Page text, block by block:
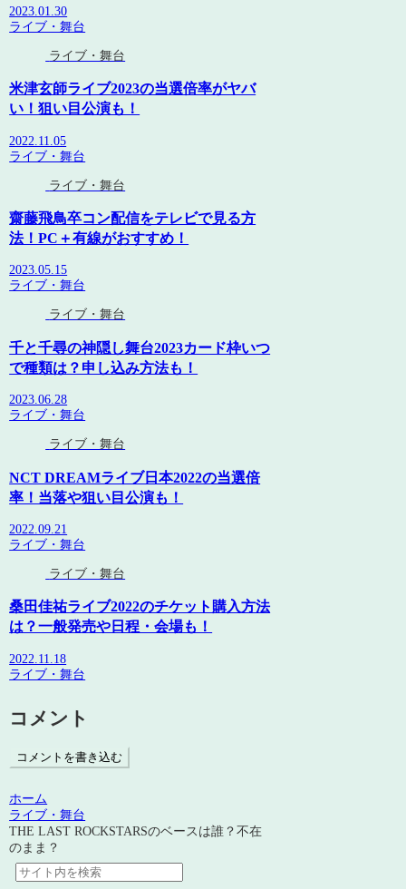
2023.01.30
ライブ・舞台
ライブ・舞台
米津玄師ライブ2023の当選倍率がヤバ
い！狙い目公演も！
2022.11.05
ライブ・舞台
ライブ・舞台
齋藤飛鳥卒コン配信をテレビで見る方
法！PC＋有線がおすすめ！
2023.05.15
ライブ・舞台
ライブ・舞台
千と千尋の神隠し舞台2023カード枠いつ
で種類は？申し込み方法も！
2023.06.28
ライブ・舞台
ライブ・舞台
NCT DREAMライブ日本2022の当選倍
率！当落や狙い目公演も！
2022.09.21
ライブ・舞台
ライブ・舞台
桑田佳祐ライブ2022のチケット購入方法
は？一般発売や日程・会場も！
2022.11.18
ライブ・舞台
コメント
コメントを書き込む
ホーム
ライブ・舞台
THE LAST ROCKSTARSのベースは誰？不在
のまま？